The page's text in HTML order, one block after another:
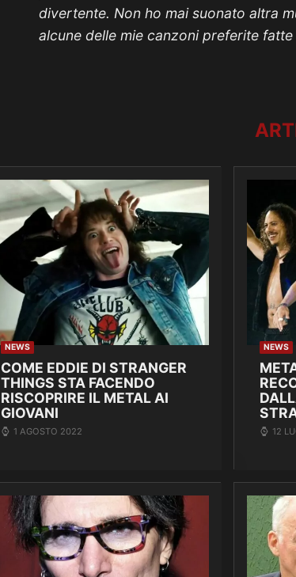
divertente. Non ho mai suonato altra
alcune delle mie canzoni preferite
NEWS
COME EDDIE DI STRANGER
THINGS STA FACENDO
RISCOPRIRE IL METAL AI
GIOVANI
1 AGOSTO 2022
NEWS
12